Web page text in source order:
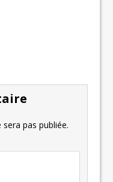
pas publiée.